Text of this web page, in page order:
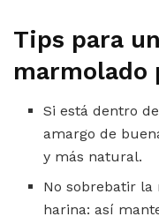
Tips para
marmolado
Si está dentro
amargo de
y más natural.
No sobrebatir la
harina: así